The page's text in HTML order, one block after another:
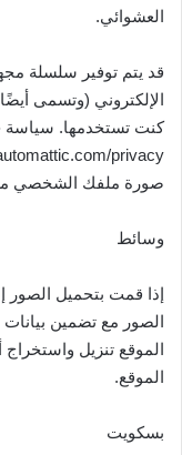
العشوائي.
قد يتم توفير سلسلة
صورة ملفك الشخصي
وسائط
إذا قمت بتحميل
الموقع تنزيل
الموقع.
بسكويت